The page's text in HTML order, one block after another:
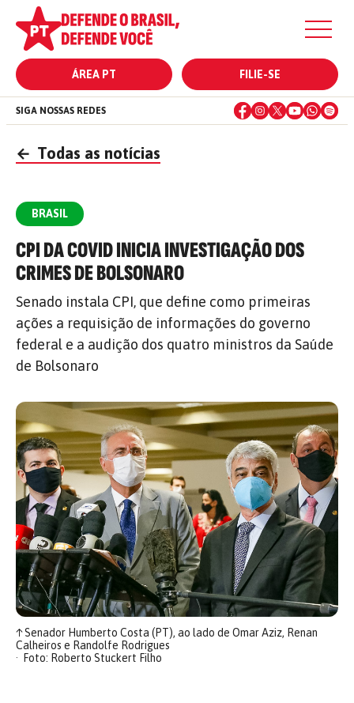
ÁREA PT FILIE-SE
SIGA NOSSAS REDES
← Todas as notícias
BRASIL
CPI DA COVID INICIA INVESTIGAÇÃO DOS
CRIMES DE BOLSONARO
Senado instala CPI, que define como primeiras
ações a requisição de informações do governo
federal e a audição dos quatro ministros da Saúde
de Bolsonaro
↑Senador Humberto Costa (PT), ao lado de Omar Aziz, Renan
Calheiros e Randolfe Rodrigues
Foto: Roberto Stuckert Filho